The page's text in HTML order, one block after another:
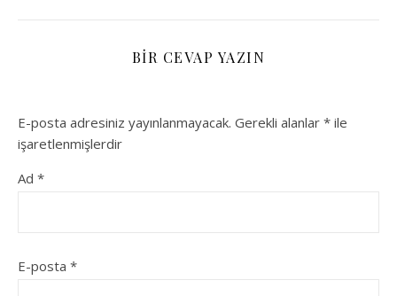
BIR CEVAP YAZIN
E-posta adresiniz yayınlanmayacak. Gerekli alanlar * ile
işaretlenmişlerdir
Ad *
E-posta *